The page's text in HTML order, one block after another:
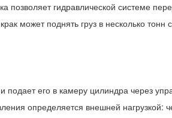
позволяет гидравлической системе
может поднять груз в несколько
подает его в камеру цилиндра через
определяется внешней нагрузкой: